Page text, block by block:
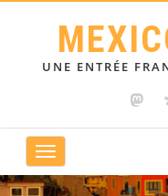
UNE ENTRÉE
Toggle
navigation